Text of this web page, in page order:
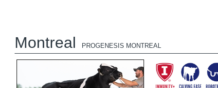
Montreal PROGENESIS MONTREAL